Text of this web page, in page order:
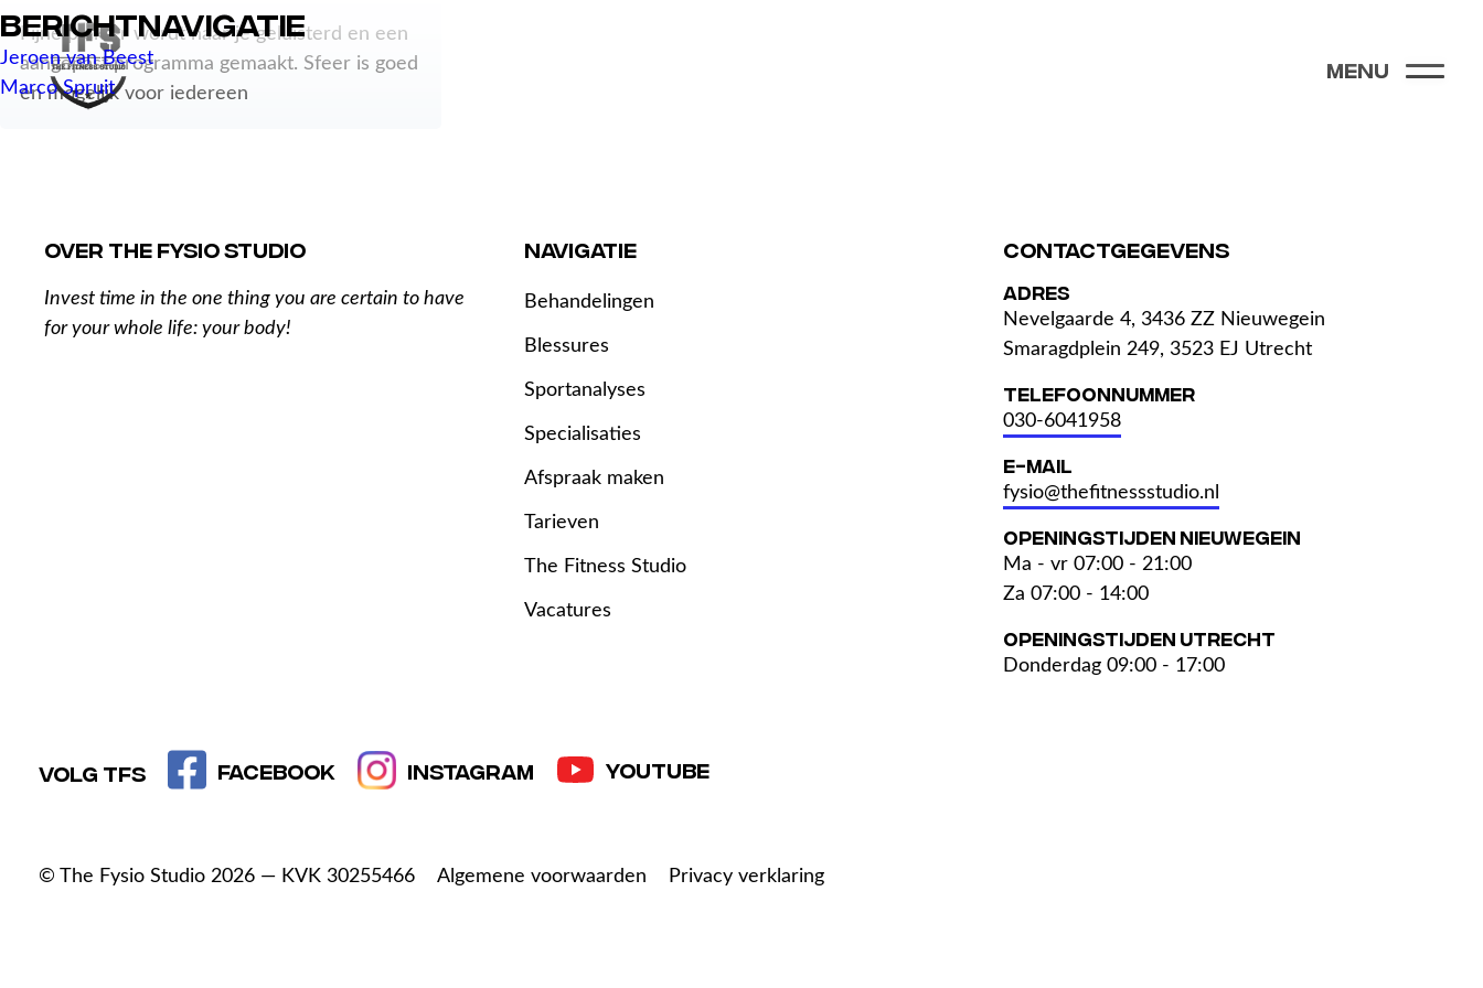
Menu
Fijne plek er wordt naar je geluisterd en een
aangepast programma gemaakt. Sfeer is goed
en mogelijk voor iedereen
Berichtnavigatie
Jeroen van Beest
Marco Spruit
Over The Fysio Studio
Invest time in the one thing you are certain to have
for your whole life: your body!
NAVIGATIE
Behandelingen
Blessures
Sportanalyses
Specialisaties
Afspraak maken
Tarieven
The Fitness Studio
Vacatures
Contactgegevens
Adres
Nevelgaarde 4, 3436 ZZ Nieuwegein
Smaragdplein 249, 3523 EJ Utrecht
Telefoonnummer
030-6041958
E-mail
fysio@thefitnessstudio.nl
Openingstijden Nieuwegein
Ma - vr 07:00 - 21:00
Za 07:00 - 14:00
Openingstijden Utrecht
Donderdag 09:00 - 17:00
Volg TFS Facebook Instagram YouTube
© The Fysio Studio 2026 — KVK 30255466 Algemene voorwaarden Privacy verklaring